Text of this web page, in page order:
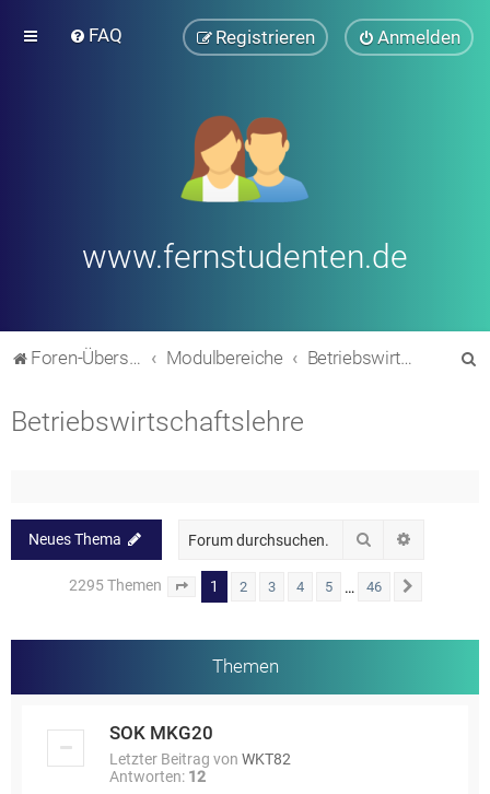
FAQ Anmelden
Registrieren
www.fernstudenten.de
Foren-Übersicht Modulbereiche Betriebswirtschaftslehre
Betriebswirtschaftslehre
Neues Thema Suche
2295 Themen Seite von 46
1 2 3 4 5 … 46
Themen
SOK MKG20
Letzter Beitrag von WKT82
Antworten: 12